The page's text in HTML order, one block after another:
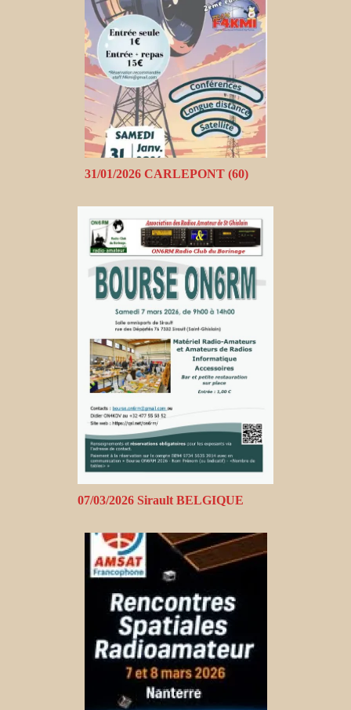
31/01/2026 CARLEPONT (60)
07/03/2026 Sirault BELGIQUE